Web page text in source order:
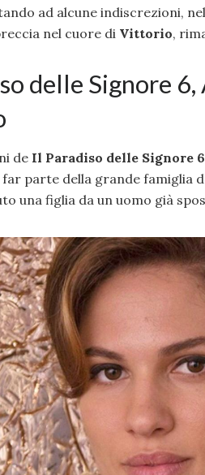
ad alcune indiscrezioni,
nel cuore di Vittorio,
delle Signore
de Il Paradiso delle Signore 6
far parte della grande famiglia
una figlia da un uomo già